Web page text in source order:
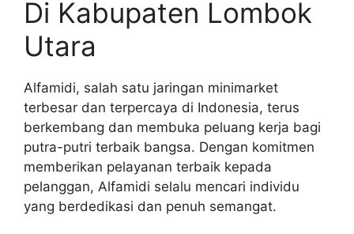
Di Kabupaten Lombok
Utara
Alfamidi, salah satu jaringan minimarket
terbesar dan terpercaya di Indonesia, terus
berkembang dan membuka peluang kerja bagi
putra-putri terbaik bangsa. Dengan komitmen
memberikan pelayanan terbaik kepada
pelanggan, Alfamidi selalu mencari individu
yang berdedikasi dan penuh semangat.